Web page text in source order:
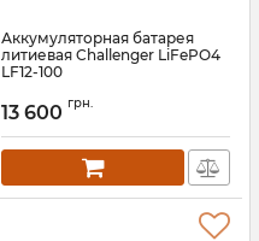
Аккумуляторная батарея
литиевая Challenger LiFePO4
LF12-100
13 600 грн.